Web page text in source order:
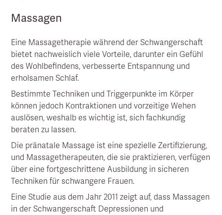
Massagen
Eine Massagetherapie während der Schwangerschaft
bietet nachweislich viele Vorteile, darunter ein Gefühl
des Wohlbefindens, verbesserte Entspannung und
erholsamen Schlaf.
Bestimmte Techniken und Triggerpunkte im Körper
können jedoch Kontraktionen und vorzeitige Wehen
auslösen, weshalb es wichtig ist, sich fachkundig
beraten zu lassen.
Die pränatale Massage ist eine spezielle Zertifizierung,
und Massagetherapeuten, die sie praktizieren, verfügen
über eine fortgeschrittene Ausbildung in sicheren
Techniken für schwangere Frauen.
Eine Studie aus dem Jahr 2011 zeigt auf, dass Massagen
in der Schwangerschaft Depressionen und